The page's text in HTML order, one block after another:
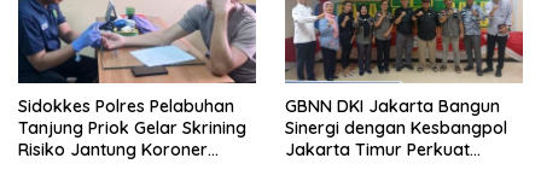
Sidokkes Polres Pelabuhan
Tanjung Priok Gelar Skrining
Risiko Jantung Koroner
GBNN DKI Jakarta Bangun
Sinergi dengan Kesbangpol
Jakarta Timur Perkuat